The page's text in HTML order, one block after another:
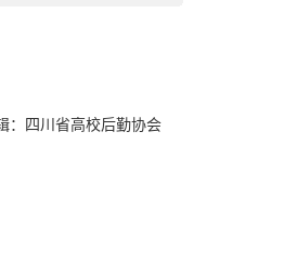
：四川省高校后勤协会